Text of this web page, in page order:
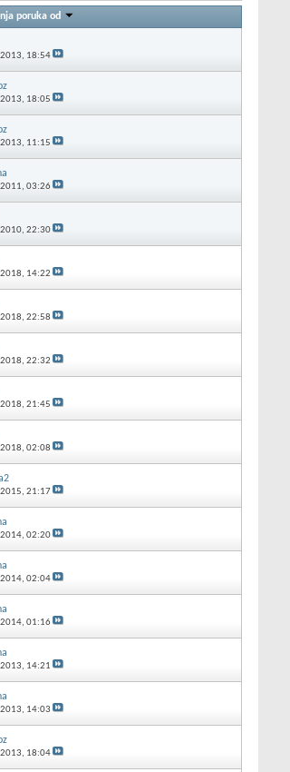
poruka od
18:54
18:05
11:15
03:26
22:30
14:22
22:58
22:32
21:45
02:08
21:17
02:20
02:04
01:16
14:21
14:03
18:04